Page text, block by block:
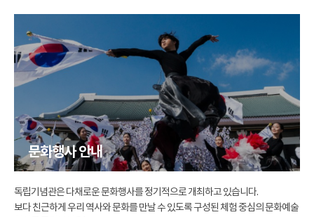
문화행사 안내
독립기념관은 다채로운 문화행사를 정기적으로 개최하고 있습니다.
보다 친근하게 우리 역사와 문화를 만날 수 있도록 구성된 체험 중심의 문화예술